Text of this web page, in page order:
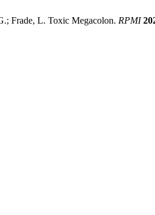
Frade, L. Toxic Megacolon. RPMI